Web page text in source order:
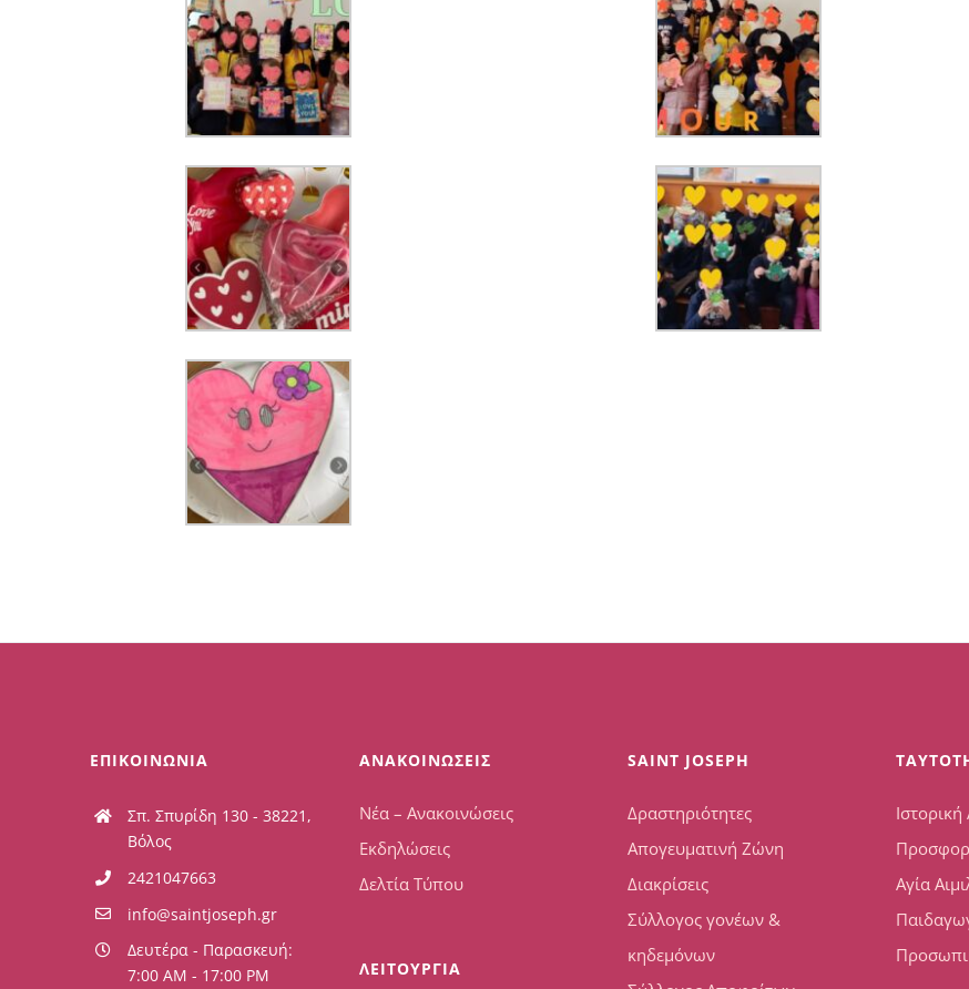
ΕΠΙΚΟΙΝΩΝΙΑ
Σπ. Σπυρίδη 130 - 38221,
Βόλος
2421047663
info@saintjoseph.gr
Δευτέρα - Παρασκευή:
7:00 AM - 17:00 PM
ΑΝΑΚΟΙΝΩΣΕΙΣ
Νέα – Ανακοινώσεις
Εκδηλώσεις
Δελτία Τύπου
ΛΕΙΤΟΥΡΓΙΑ
SAINT JOSEPH
Δραστηριότητες
Απογευματινή Ζώνη
Διακρίσεις
Σύλλογος γονέων &
κηδεμόνων
Αγία